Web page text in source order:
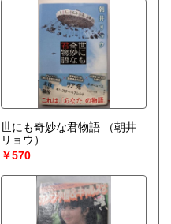
世にも奇妙な君物語
（朝井
リョウ）
￥570